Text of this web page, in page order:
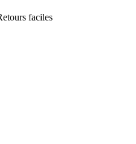
faciles